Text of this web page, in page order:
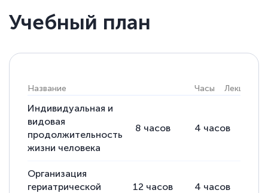
Учебный план
Название Часы Лекции
Индивидуальная и
видовая
продолжительность
жизни человека
8 часов 4 часов
Организация
гериатрической
12 часов 4 часов